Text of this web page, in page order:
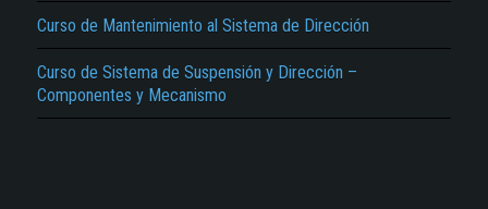
Curso de Mantenimiento al Sistema de Dirección
Curso de Sistema de Suspensión y Dirección –
Componentes y Mecanismo
No carga o no se visualiza el contenido.